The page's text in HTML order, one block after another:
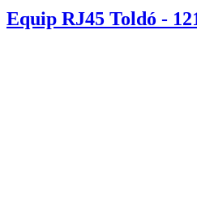
Equip RJ45 Toldó -